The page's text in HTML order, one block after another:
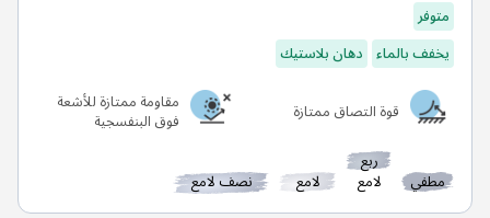
متوفر
يخفف بالماء دهان بلاستيك
قوة التصاق ممتازة
مقاومة ممتازة للأشعة
فوق البنفسجية
مطفي
ربع
لامع لامع نصف لامع